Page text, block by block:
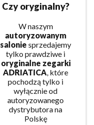
Czy oryginalny?
W naszym
autoryzowanym
salonie sprzedajemy
tylko prawdziwe i
oryginalne zegarki
ADRIATICA, które
pochodzą tylko i
wyłącznie od
autoryzowanego
dystrybutora na
Polskę